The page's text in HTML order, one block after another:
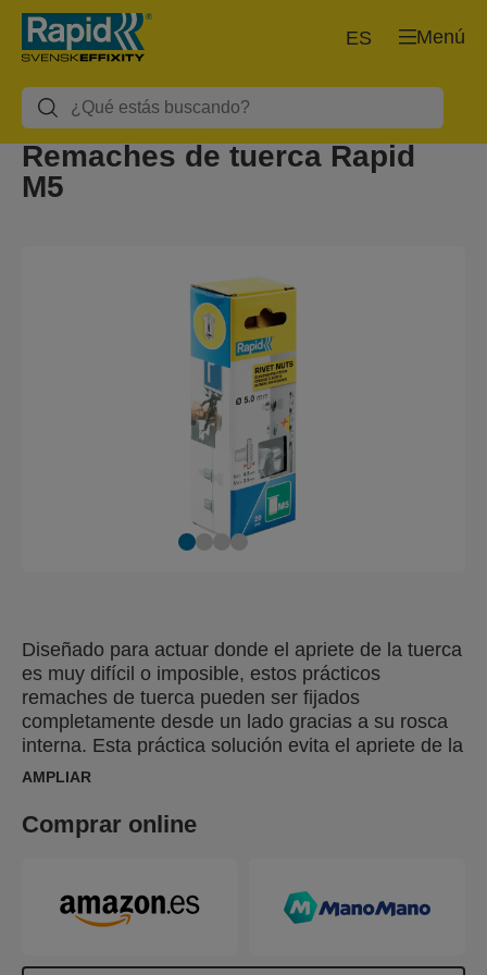
Menú
ES
Remaches de tuerca Rapid
M5
Diseñado para actuar donde el apriete de la tuerca
es muy difícil o imposible, estos prácticos
remaches de tuerca pueden ser fijados
completamente desde un lado gracias a su rosca
interna. Esta práctica solución evita el apriete de la
tuerca por la parte posterior para fijar los
al permitir al usuario completar el trabajo sólo por
un lado. Particularmente adecuado para sujetar
o remache y es ideal para sujetar materiales muy
finos (menos de 3 mm).
AMPLIAR
Comprar online